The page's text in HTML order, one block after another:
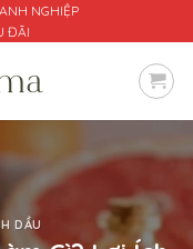
NGHIỆP
ĐÃI
DẦU